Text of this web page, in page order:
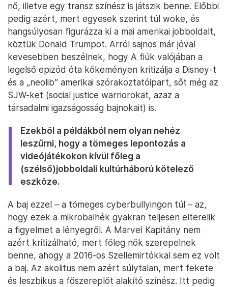
nő, illetve egy transz színész is játszik benne. Előbbi
pedig azért, mert egyesek szerint túl woke, és
hangsúlyosan figurázza ki a mai amerikai jobboldalt,
köztük Donald Trumpot. Arról sajnos már jóval
kevesebben beszélnek, hogy A fiúk valójában a
legelső epizód óta kőkeményen kritizálja a Disney-t
és a „neolib” amerikai szórakoztatóipart, sőt még az
SJW-ket (social justice warriorokat, azaz a
társadalmi igazságosság bajnokait) is.
Ezekből a példákból nem olyan nehéz
leszűrni, hogy a tömeges lepontozás a
videójátékokon kívül főleg a
(szélső)jobboldali kultúrháború kötelező
eszköze.
A baj ezzel – a tömeges cyberbullyingon túl – az,
hogy ezek a mikrobalhék gyakran teljesen elterelik
a figyelmet a lényegről. A Marvel Kapitány nem
azért kritizálható, mert főleg nők szerepelnek
benne, ahogy a 2016-os Szellemirtókkal sem ez volt
a baj. Az akolitus nem azért súlytalan, mert fekete
és leszbikus a főszereplőt alakító színész. Itt pedig